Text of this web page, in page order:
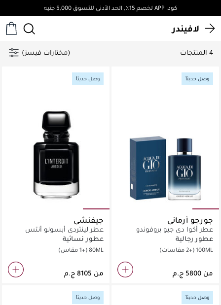
كود: APP لخصم 15٪, الحد الأدنى للتسوق 5,000 جنيه
لافيندر
4 المنتجات (مختارات فيسز)
وصل حديثاً
جورجو أرماني
عطر أكوا دي جيو بروفوندو
عطور رجالية
100ML(+2 مقاسات)
من
وصل حديثاً
جيفنشي
عطر لينتردي أبسولو أنتس
عطور نسائية
80ML(+1 مقاس)
من
وصل حديثاً وصل حديثاً